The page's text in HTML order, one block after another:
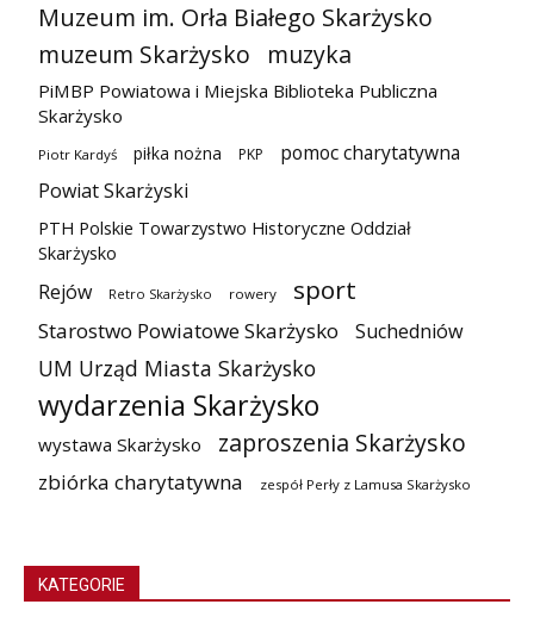
Muzeum im. Orła Białego Skarżysko
muzeum Skarżysko
muzyka
PiMBP Powiatowa i Miejska Biblioteka Publiczna
Skarżysko
Piotr Kardyś piłka nożna PKP
pomoc charytatywna
Powiat Skarżyski
PTH Polskie Towarzystwo Historyczne Oddział
Skarżysko
Rejów Retro Skarżysko rowery sport
Starostwo Powiatowe Skarżysko Suchedniów
UM Urząd Miasta Skarżysko
wydarzenia Skarżysko
wystawa Skarżysko zaproszenia Skarżysko
zbiórka charytatywna zespół Perły z Lamusa Skarżysko
KATEGORIE